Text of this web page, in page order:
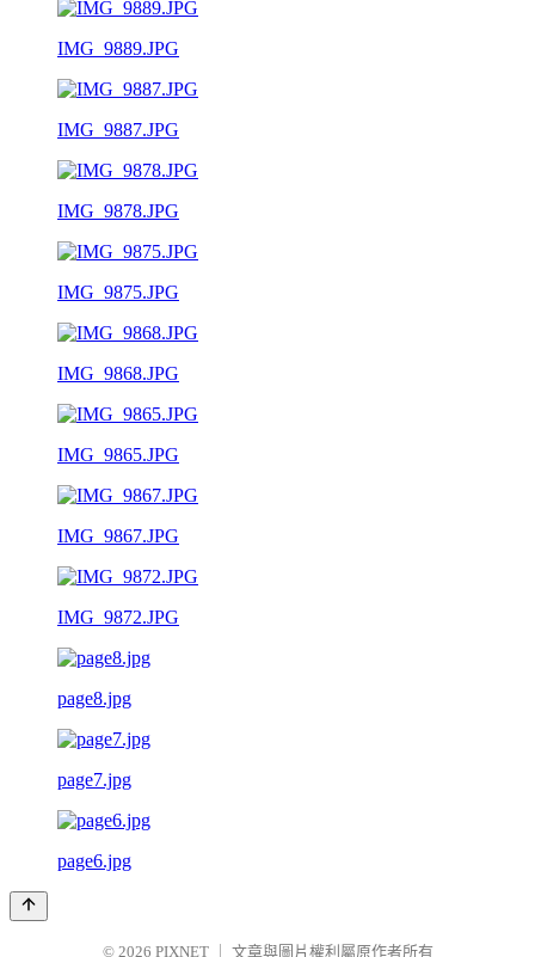
IMG_9889.JPG
IMG_9887.JPG
IMG_9878.JPG
IMG_9875.JPG
IMG_9868.JPG
IMG_9865.JPG
IMG_9867.JPG
IMG_9872.JPG
page8.jpg
page7.jpg
page6.jpg
© 2026 PIXNET 文章與圖片權利屬原作者所有